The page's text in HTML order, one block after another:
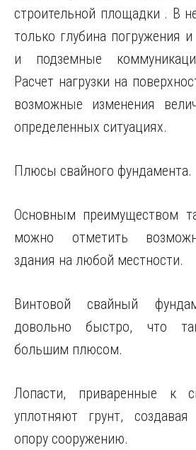
строительной площадки . В
только глубина погружения
и подземные
Расчет нагрузки на
возможные изменения
определенных ситуациях.
Плюсы свайного фундамента.
Основным преимуществом
можно отметить
здания на любой местности.
Винтовой свайный
довольно быстро, что
большим плюсом.
Лопасти, приваренные к
уплотняют грунт,
опору сооружению.